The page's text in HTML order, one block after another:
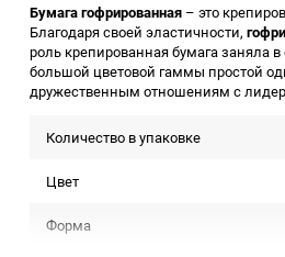
Бумага гофрированная – это
Благодаря своей эластичности,
роль крепированная бумага заняла
большой цветовой гаммы простой
дружественным отношениям с
Количество в упаковке
Цвет
Форма